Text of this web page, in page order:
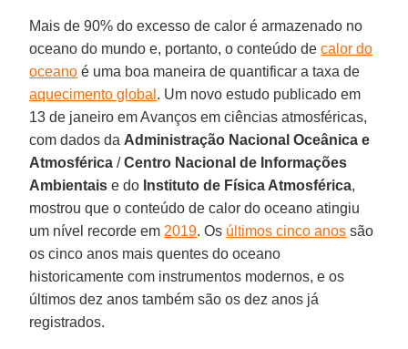
Mais de 90% do excesso de calor é armazenado no
oceano do mundo e, portanto, o conteúdo decalor do
oceano é uma boa maneira de quantificar a taxa de
aquecimento global . Um novo estudo publicado em
13 de janeiro em Avanços em ciências atmosféricas,
com dados da Administração Nacional Oceânica e
Atmosférica /Centro Nacional de Informações
Ambientais e do Instituto de Física Atmosférica,
mostrou que o conteúdo de calor do oceano atingiu
um nível recorde em 2019. Os últimos cinco anos são
os cinco anos mais quentes do oceano
historicamente com instrumentos modernos, e os
últimos dez anos também são os dez anos já
registrados.